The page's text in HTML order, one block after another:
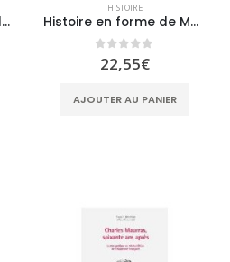
Jean BRUNE, Français d’Algérie
HISTOIRE
Histoire en forme de Matriochka
0sur 5
22,55€
AJOUTER AU PANIER